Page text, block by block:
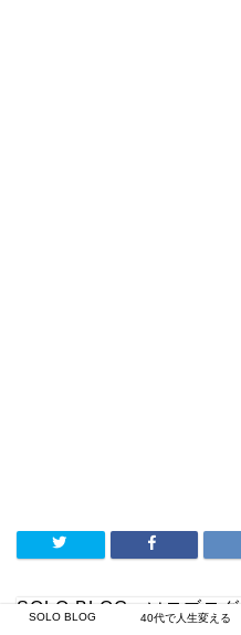
SOLO BLOG - ソロブログ
SOLO BLOG 40代で人生変える